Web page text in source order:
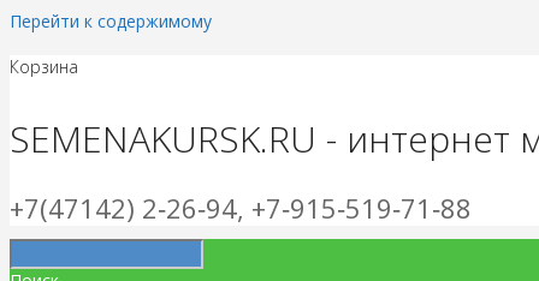
Перейти к содержимому
Корзина
SEMENAKURSK.RU - интернет
+7(47142) 2‑26‑94, +7‑915‑519‑71‑88